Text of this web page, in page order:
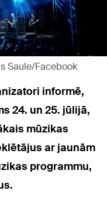
Saule/Facebook
informē,
24. un 25. jūlijā,
mūzikas
ar jaunām
programmu,